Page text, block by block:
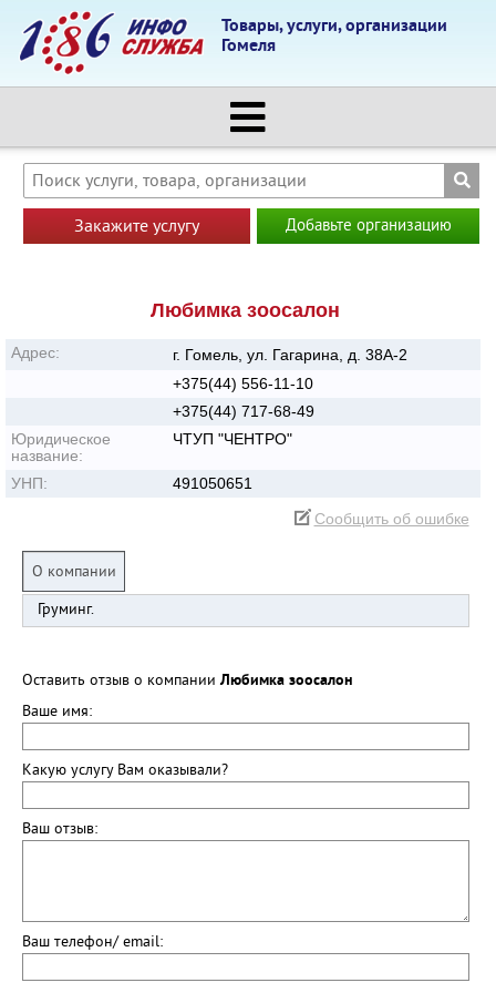
Товары, услуги, организации
Гомеля
Закажите услугу Добавьте организацию
Любимка зоосалон
Адрес:
г. Гомель, ул. Гагарина, д. 38А-2
+375(44) 556-11-10
+375(44) 717-68-49
Юридическое
название:
ЧТУП "ЧЕНТРО"
УНП:
491050651
Сообщить об ошибке
О компании
Груминг.
Оставить отзыв о компанииЛюбимка зоосалон
Ваше имя:
Какую услугу Вам оказывали?
Ваш отзыв:
Ваш телефон/ email: